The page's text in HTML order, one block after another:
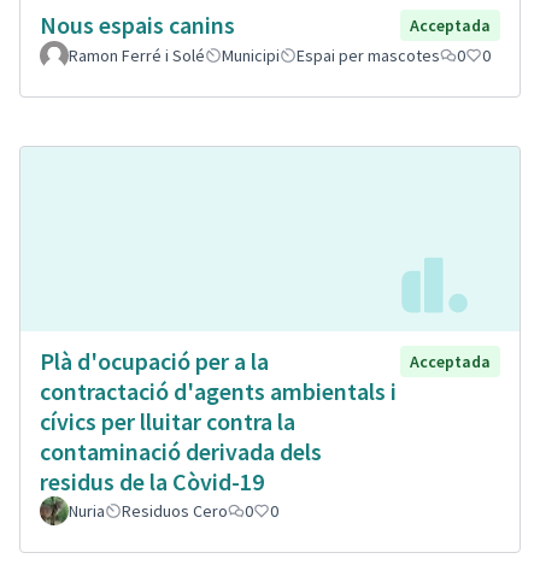
Nous espais canins
Acceptada
Ramon Ferré i Solé
Municipi Espai per mascotes 0 0
Plà d'ocupació per a la
contractació d'agents ambientals i
cívics per lluitar contra la
contaminació derivada dels
residus de la Còvid-19
Acceptada
Nuria Residuos Cero 0 0